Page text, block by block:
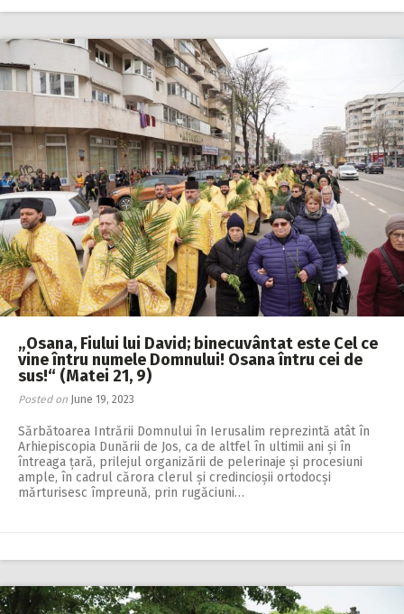
„Osana, Fiului lui David; binecuvântat este Cel ce
vine întru numele Domnului! Osana întru cei de
sus!“ (Matei 21, 9)
Posted on June 19, 2023
Sărbătoarea Intrării Dom­nului în Ierusalim reprezintă atât în
Arhiepiscopia Dunării de Jos, ca de altfel în ultimii ani și în
întreaga țară, prilejul organizării de pelerinaje și procesiuni
ample, în cadrul cărora clerul și credincioșii ortodocși
mărturisesc împreună, prin rugăciuni…